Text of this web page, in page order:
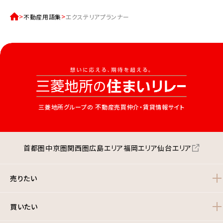
不動産用語集 エクステリアプランナー
三菱地所グループの 不動産売買仲介・賃貸情報サイト
首都圏中京圏関西圏広島エリア福岡エリア仙台エリア
売りたい
買いたい